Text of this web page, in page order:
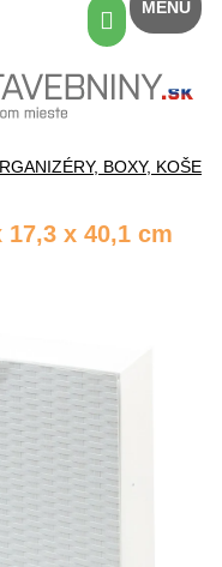
Nákupný
košík
BOXY, KOŠE
17,3 x 40,1 cm